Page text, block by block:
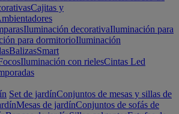
Cajitas y
Iluminación decorativaIluminación para
para dormitorioIluminación
BalizasSmart
Iluminación con rielesCintas Led
Set de jardínConjuntos de mesas y sillas de
Mesas de jardínConjuntos de sofás de